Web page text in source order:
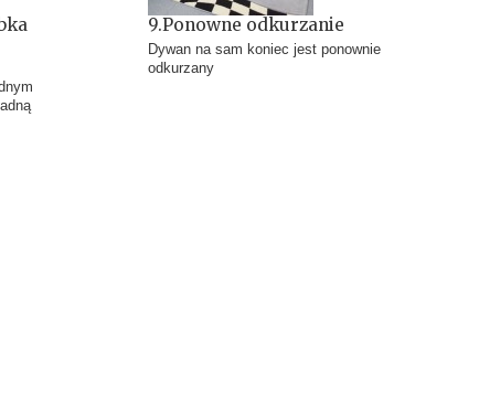
9.Ponowne odkurzanie
Dywan na sam koniec jest ponownie
odkurzany